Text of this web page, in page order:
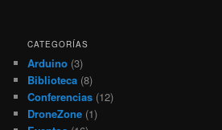
CATEGORÍAS
Arduino (3)
Biblioteca (8)
Conferencias (12)
DroneZone (1)